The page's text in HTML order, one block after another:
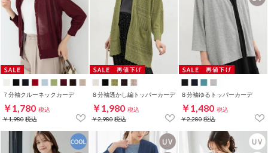
７分袖クルーネックカーデ
￥1,780 税込
￥1,980税込
８分袖透かし編トッパーカーデ
￥1,980 税込
￥2,980税込
８分袖ゆるトッパーカーデ
￥1,480 税込
￥2,280税込